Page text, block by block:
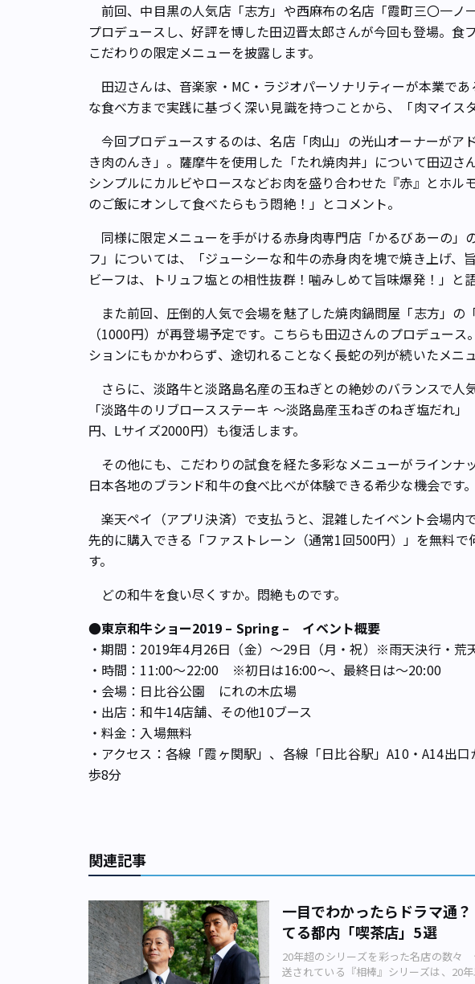
前回、中目黒の人気店「志方」や西麻布の名店「霞町三〇一ノ
プロデュースし、好評を博した田辺晋太郎さんが今回も登場。食
こだわりの限定メニューを披露します。
田辺さんは、音楽家・MC・ラジオパーソナリティーが本業で
な食べ方まで実践に基づく深い見識を持つことから、「肉マイス
今回プロデュースするのは、名店「肉山」の光山オーナーがア
き肉のんき」。薩摩牛を使用した「たれ焼肉丼」について田辺さ
シンプルにカルビやロースなどお肉を盛り合わせた『赤』とホル
のご飯にオンして食べたらもう悶絶！」とコメント。
同様に限定メニューを手がける赤身肉専門店「かるびあーの」
フ」については、「ジューシーな和牛の赤身肉を塊で焼き上げ、
ビーフは、トリュフ塩との相性抜群！噛みしめて旨味爆発！」と語
また前回、圧倒的人気で会場を魅了した焼肉鍋問屋「志方」の
（1000円）が再登場予定です。こちらも田辺さんのプロデュー
ションにもかかわらず、途切れることなく長蛇の列が続いたメニュ
さらに、淡路牛と淡路島名産の玉ねぎとの絶妙のバランスで人
「淡路牛のリブロースステーキ ～淡路島産玉ねぎのねぎ塩だれ
円、Lサイズ2000円）も復活します。
その他にも、こだわりの試食を経た多彩なメニューがラインナ
日本各地のブランド和牛の食べ比べが体験できる希少な機会です。
楽天ペイ（アプリ決済）で支払うと、混雑したイベント会場内
先的に購入できる「ファストレーン（通常1回500円）」を無料
す。
どの和牛を食い尽くすか。悶絶ものです。
●東京和牛ショー2019 – Spring – イベント概要
・期間：2019年4月26日（金）〜29日（月・祝）※雨天決行・荒
・時間：11:00～22:00 ※初日は16:00～、最終日は〜20:00
・会場：日比谷公園 にれの木広場
・出店：和牛14店舗、その他10ブース
・料金：入場無料
・アクセス：各線「霞ヶ関駅」、各線「日比谷駅」A10・A14出
歩8分
関連記事
一目でわかったらドラマ通
てる都内「喫茶店」5選
20年超のシリーズを彩った名店の数々
送されている『相棒』シリーズは、20